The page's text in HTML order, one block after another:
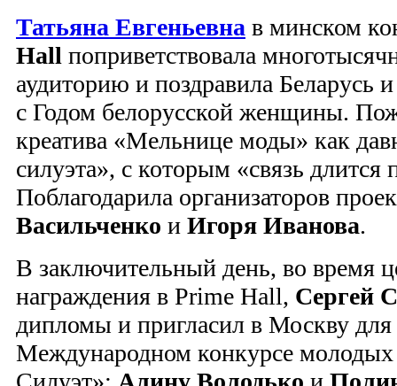
Татьяна Евгеньевна в минском
Hall поприветствовала
аудиторию и поздравила Беларусь
с Годом белорусской женщины.
креатива «Мельнице моды» как
силуэта», с которым «связь длится
Поблагодарила организаторов
Васильченко и Игоря Иванова.
В заключительный день, во время
награждения в Prime Hall, Сергей
дипломы и пригласил в Москву
Международном конкурсе молодых